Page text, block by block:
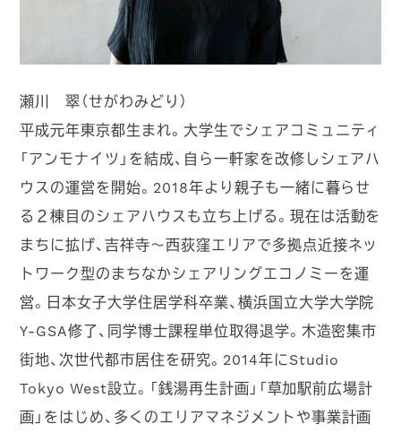
瀬川 翠（せがわみどり）
平成元年東京都生まれ。大学生でシェアコミュニティ
「アンモナイツ」を結成、自ら一軒家を改修しシェアハ
ウスの運営を開始。2018年より親子も一緒に暮らせ
る２棟目のシェアハウスも立ち上げる。現在は活動を
まちに拡げ、吉祥寺〜西荻窪エリアで多拠点近接ネッ
トワーク型のまちなかシェアリングエコノミーを運
営。日本女子大学住居学科卒業、横浜国立大学大学院
Y-GSA修了、同学博士課程単位取得退学。木造密集市
街地、次世代都市居住を研究。2014年にStudio
Tokyo West設立。「銭湯再生計画」「草加駅前広場計
画」をはじめ、多くのエリアマネジメントや事業計画